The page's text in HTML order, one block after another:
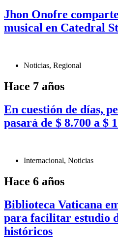
Jhon Onofre
musical en Catedral
Noticias, Regional
Hace 7 años
En cuestión de días,
pasará de $ 8.700 a $
Internacional, Noticias
Hace 6 años
Biblioteca Vaticana
para facilitar estudio
históricos